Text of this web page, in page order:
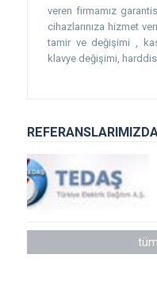
veren firmamız
cihazlarınıza hizmet
tamir ve değişimi ,
klavye değişimi,